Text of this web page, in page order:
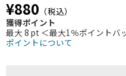
¥880 （税込）
獲得ポイント
最大 8 pt ＜最大1％ポイントバ
ポイントについて